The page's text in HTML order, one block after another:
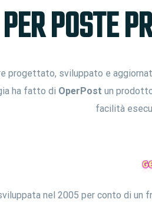
POSTE
progettato, sviluppato e
ha fatto di OperPost un
facilità
nel 2005 per conto di un